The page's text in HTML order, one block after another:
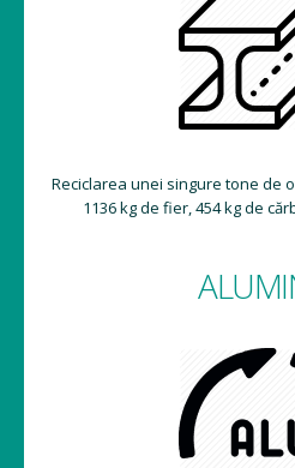
Reciclarea unei singure tone de
1136 kg de fier, 454 kg de